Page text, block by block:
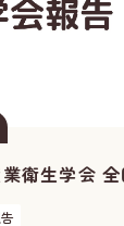
業衛生学会